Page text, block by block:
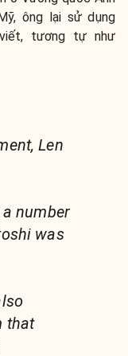
ông lại sử dụng
tương tự như
Len
number
was
that